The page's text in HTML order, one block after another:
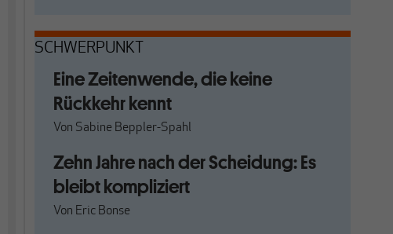
SCHWERPUNKT
Eine Zeitenwende, die keine
Rückkehr kennt
Von Sabine Beppler-Spahl
Zehn Jahre nach der Scheidung: Es
bleibt kompliziert
Von Eric Bonse